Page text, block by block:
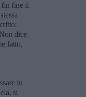
fin fine il
Non dice
fatto,
in
si